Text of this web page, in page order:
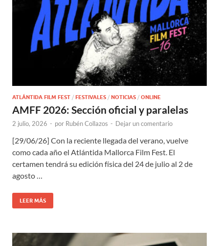
ATLÁNTIDA FILM FEST / FESTIVALES / NOTICIAS / ONLINE
AMFF 2026: Sección oficial y paralelas
2 julio, 2026 - por Rubén Collazos - Dejar un comentario
[29/06/26] Con la reciente llegada del verano, vuelve
como cada año el Atlántida Mallorca Film Fest. El
certamen tendrá su edición física del 24 de julio al 2 de
agosto …
LEER MÁS